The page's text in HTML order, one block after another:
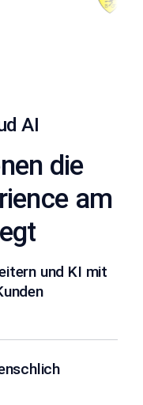
AI
die
am
und KI mit